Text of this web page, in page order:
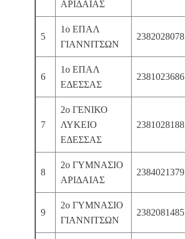
ΑΡΙΔΑΙΑΣ
5
1ο ΕΠΑΛ
ΓΙΑΝΝΙΤΣΩΝ
2382028078
6
1ο ΕΠΑΛ
ΕΔΕΣΣΑΣ
2381023686
7
2ο ΓΕΝΙΚΟ
ΛΥΚΕΙΟ
ΕΔΕΣΣΑΣ
2381028188
8
2ο ΓΥΜΝΑΣΙΟ
ΑΡΙΔΑΙΑΣ
2384021379
9
2ο ΓΥΜΝΑΣΙΟ
ΓΙΑΝΝΙΤΣΩΝ
2382081485